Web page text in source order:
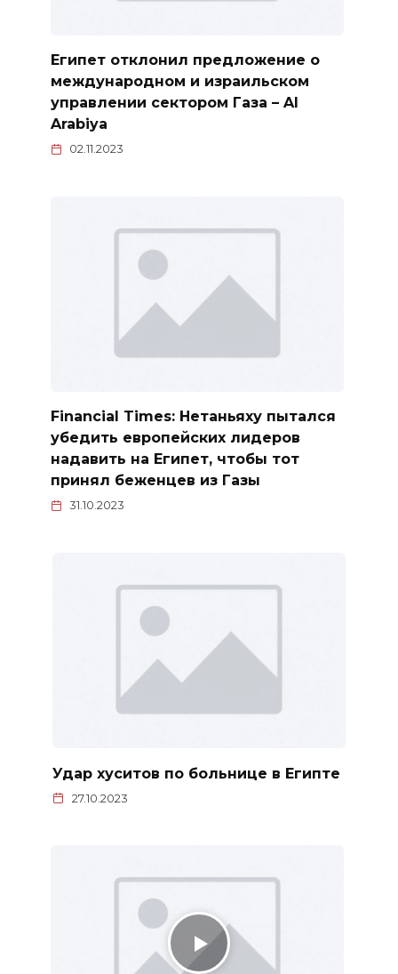
Египет отклонил предложение о
международном и израильском
управлении сектором Газа – Al
Arabiya
02.11.2023
Financial Times: Нетаньяху пытался
убедить европейских лидеров
надавить на Египет, чтобы тот
принял беженцев из Газы
31.10.2023
Удар хуситов по больнице в Египте
27.10.2023